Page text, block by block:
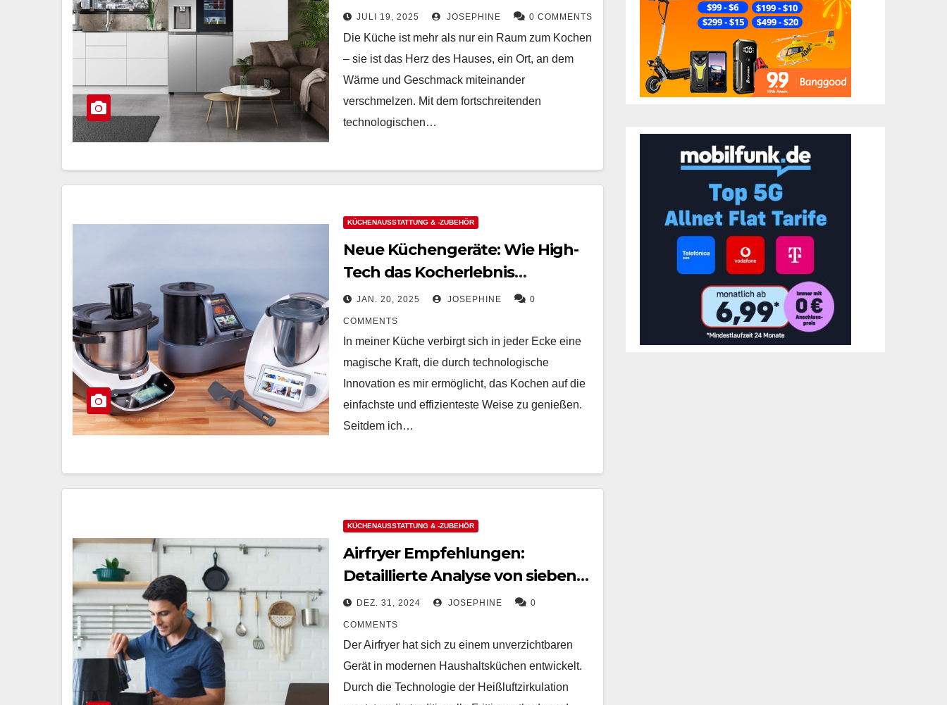
Innovationstrends bei
Küchengeräten im Jahr 2025
JULI 19, 2025 JOSEPHINE 0 COMMENTS
Die Küche ist mehr als nur ein Raum zum Kochen
– sie ist das Herz des Hauses, ein Ort, an dem
Wärme und Geschmack miteinander
verschmelzen. Mit dem fortschreitenden
technologischen…
KÜCHENAUSSTATTUNG & -ZUBEHÖR
Neue Küchengeräte: Wie High-
Tech das Kocherlebnis
verbessert
JAN. 20, 2025 JOSEPHINE 0
COMMENTS
In meiner Küche verbirgt sich in jeder Ecke eine
magische Kraft, die durch technologische
Innovation es mir ermöglicht, das Kochen auf die
einfachste und effizienteste Weise zu genießen.
Seitdem ich…
KÜCHENAUSSTATTUNG & -ZUBEHÖR
Airfryer Empfehlungen:
Detaillierte Analyse von sieben
beliebten Modellen
DEZ. 31, 2024 JOSEPHINE 0
COMMENTS
Der Airfryer hat sich zu einem unverzichtbaren
Gerät in modernen Haushaltsküchen entwickelt.
Durch die Technologie der Heißluftzirkulation